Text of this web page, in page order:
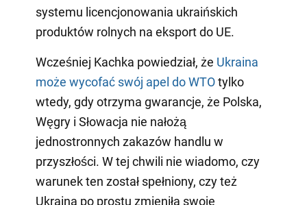
systemu licencjonowania ukraińskich
produktów rolnych na eksport do UE.
Wcześniej Kachka powiedział, że Ukraina
może wycofać swój apel do WTOtylko
wtedy, gdy otrzyma gwarancje, że Polska,
Węgry i Słowacja nie nałożą
jednostronnych zakazów handlu w
przyszłości. W tej chwili nie wiadomo, czy
warunek ten został spełniony, czy też
Ukraina po prostu zmieniła swoje